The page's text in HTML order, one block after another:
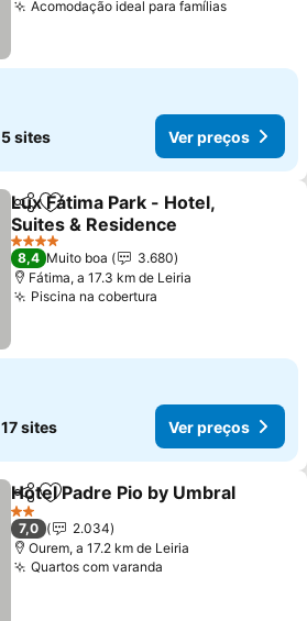
Acomodação ideal para famíliasVer
5 sites Ver preços
PartilharAdicionar aos favoritos
Lux Fátima Park - Hotel,
Suites & Residence
Ver preços
4 Estrelas
8,4 Muito boa
3.680
Fátima, a 17.3 km de Leiria
Piscina na cobertura
17 sites Ver preços
PartilharAdicionar aos favoritos
Hotel Padre Pio by Umbral
2 Estrelas
7,0
2.034
Ourem, a 17.2 km de Leiria
Quartos com varanda